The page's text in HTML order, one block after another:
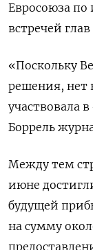
Евросоюза по
встречей
«Поскольку
решения, нет
участвовала
Боррель
Между тем
июне
будущей
на сумму